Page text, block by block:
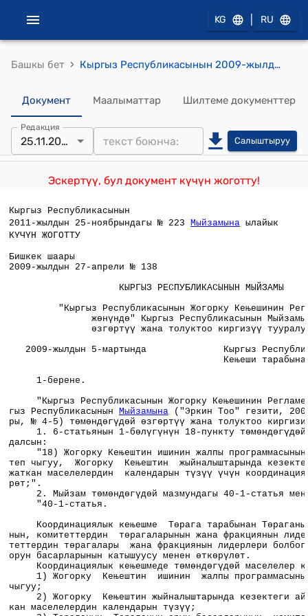
KG RU
Башкы бет › Кыргыз Республикасынын 2009-жылдын 27-апрелиндеги №138 "Кыргыз Республикасынын Жогорку Кеңешинин Регламенти жөнүндө" Кыргыз Республикасынын Мыйзамына өзгөртүү жана толуктоо киргизүү тууралуу"мыйзамы
Документ Маалыматтар Шилтеме документтер
Редакция
25.11.2009 Салыштыруу
Эскертүү, бул документ күчүн жоготту!